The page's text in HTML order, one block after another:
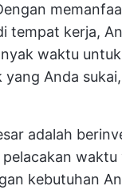
tempat kerja,
waktu
yang Anda
adalah
kebutuhan